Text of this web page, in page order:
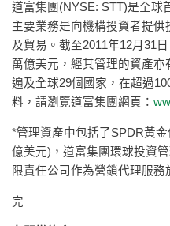
道富集團(NYSE: STT)是全球
主要業務是向機構投資者提
及貿易。截至2011年12月31
萬億美元，經其管理的資產
遍及全球29個國家，在超過
料，請瀏覽道富集團網頁：
*管理資產中包括了SPDR黃
億美元)，道富集團環球投資
限責任公司作為營鎖代理服務
完